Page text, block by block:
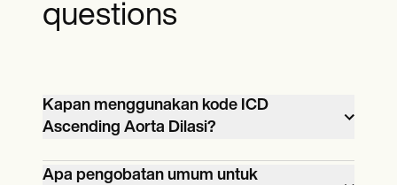
questions
Kapan menggunakan kode ICD
Ascending Aorta Dilasi?
Kode ICD-10 untuk pelebaran aorta
Apa pengobatan umum untuk